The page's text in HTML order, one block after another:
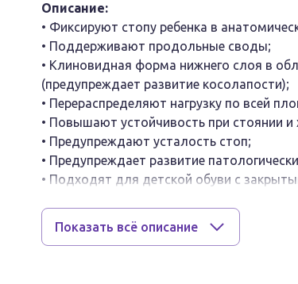
Описание:
• Фиксируют стопу ребенка в
• Поддерживают продольные своды;
• Клиновидная форма нижнего слоя в
(предупреждает развитие косолапости);
• Перераспределяют нагрузку по всей
• Повышают устойчивость при стоянии и
• Предупреждают усталость стоп;
• Предупреждает развитие
• Подходят для детской обуви с
Форма выпуска:
Полустельки 1 пара
Показать всё описание